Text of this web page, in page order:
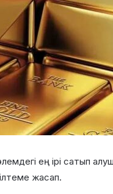
ең ірі сатып
жасап.